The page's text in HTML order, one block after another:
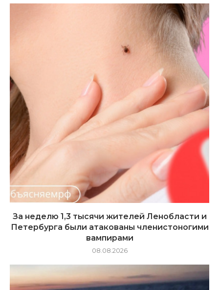
За неделю 1,3 тысячи жителей Ленобласти и
Петербурга были атакованы членистоногими
вампирами
08.08.2026